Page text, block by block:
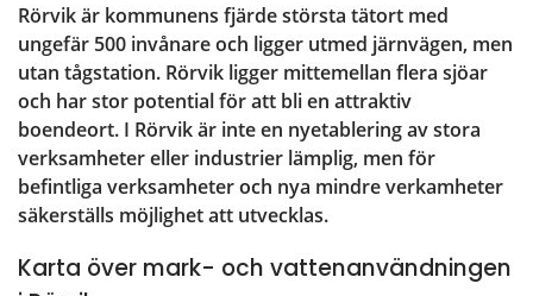
Rörvik är kommunens fjärde största tätort med
ungefär 500 invånare och ligger utmed järnvägen, men
utan tågstation. Rörvik ligger mittemellan flera sjöar
och har stor potential för att bli en attraktiv
boendeort. I Rörvik är inte en nyetablering av stora
verksamheter eller industrier lämplig, men för
befintliga verksamheter och nya mindre verkamheter
säkerställs möjlighet att utvecklas.
Karta över mark- och vattenanvändningen